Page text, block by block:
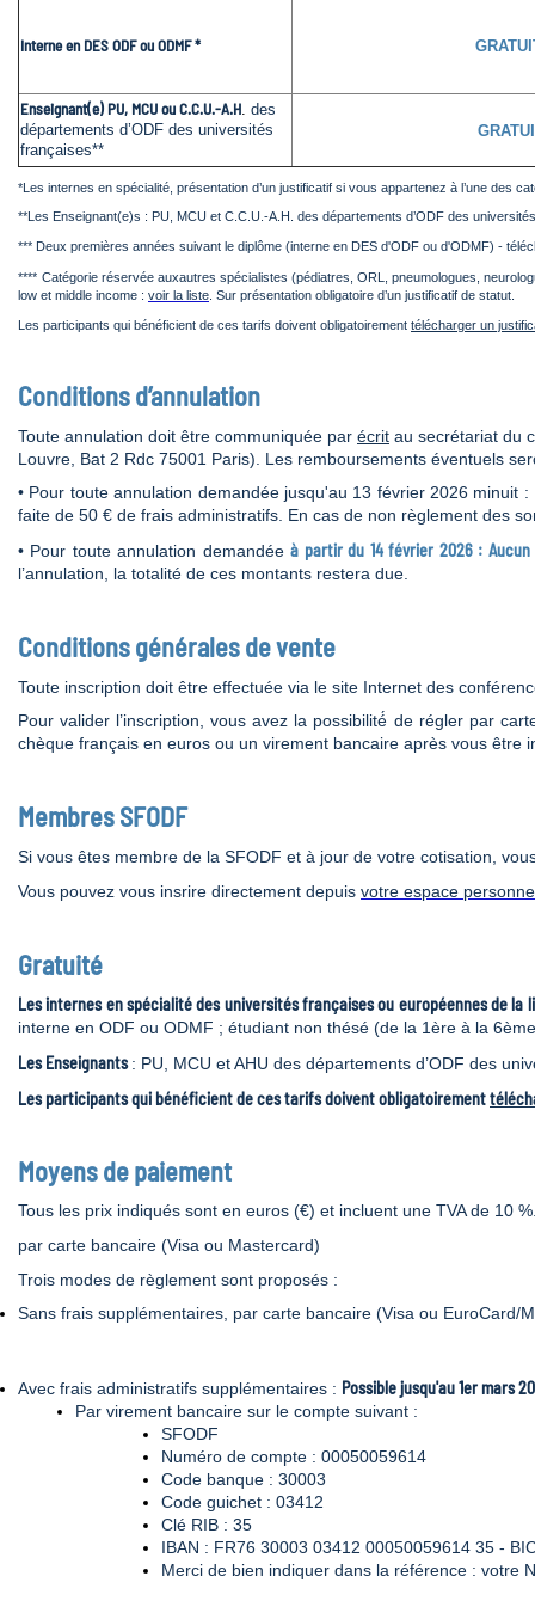
Interne en DES ODF ou ODMF *
Enseignant(e) PU, MCU ou C.C.U.-A.H des
départements d’ODF des universités
françaises**
*Les internes en spécialité, présentation d’un justificatif si vous appartenez à l’une des
**Les Enseignant(e)s : PU, MCU et C.C.U.-A.H. des départements d’ODF des
*** Deux premières années suivant le diplôme (interne en DES d'ODF ou d'ODMF) -
**** Catégorie réservée auxautres spécialistes (pédiatres, ORL, pneumologues,
low et middle income : voir la liste . Sur présentation obligatoire d’un justificatif de statut.
Les participants qui bénéficient de ces tarifs doivent obligatoirement télécharger un
Conditions d’annulation
Toute annulation doit être communiquée par écrit au secrétariat du
Louvre, Bat 2 Rdc 75001 Paris). Les remboursements éventuels
• Pour toute annulation demandée jusqu'au 13 février 2026 minuit
faite de 50 € de frais administratifs. En cas de non règlement des
• Pour toute annulation demandéeà partir du 14 février 2026 :
l’annulation, la totalité de ces montants restera due.
Conditions générales de vente
Toute inscription doit être effectuée via le site Internet des
Pour valider l’inscription, vous avez la possibilité́ de régler par
chèque français en euros ou un virement bancaire après vous être
Membres SFODF
Si vous êtes membre de la SFODF et à jour de votre cotisation,
Vous pouvez vous insrire directement depuis votre espace
Gratuité
Les internes en spécialité des universités françaises ou européennes de la
interne en ODF ou ODMF ; étudiant non thésé (de la 1ère à la
Les Enseignants: PU, MCU et AHU des départements d’ODF des
Les participants qui bénéficient de ces tarifs doivent obligatoirement
Moyens de paiement
Tous les prix indiqués sont en euros (€) et incluent une TVA de 10
par carte bancaire (Visa ou Mastercard)
Trois modes de règlement sont proposés :
Sans frais supplémentaires, par carte bancaire (Visa ou EuroCard/
Avec frais administratifs supplémentaires : Possible jusqu'au 1er mars
Par virement bancaire sur le compte suivant :
SFODF
Numéro de compte : 00050059614
Code banque : 30003
Code guichet : 03412
Clé RIB : 35
IBAN : FR76 30003 03412 00050059614 35 -
Merci de bien indiquer dans la référence : votre